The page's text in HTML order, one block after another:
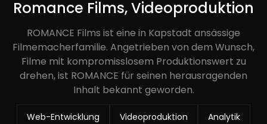
Romance Films, Videoproduktion
ROMANCE Films ist eine in Kapstadt ansässige
Filmemacherfamilie. Angetrieben von dem Wunsch,
Filme mit kompromisslosem Produktionswert zu
drehen, ist ROMANCE für seinen herausragenden
Inhalt bekannt geworden.
Web-Entwicklung Videoproduktion Analytik